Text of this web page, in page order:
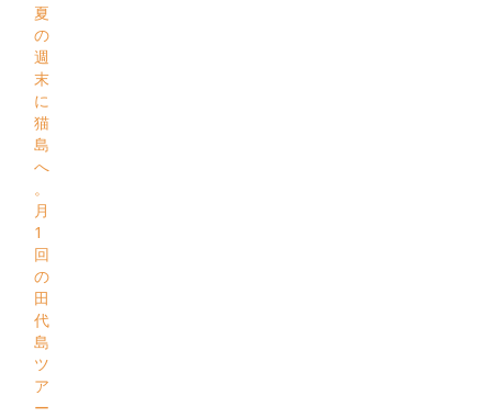
夏
の
週
末
に
猫
島
へ
。
月
1
回
の
田
代
島
ツ
ア
ー